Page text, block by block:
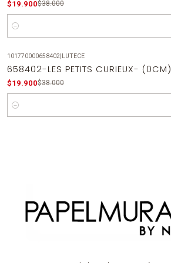
$19.900$38.000
Cantidad
-48% OFF
101770000658402|LUTECE
658402-LES PETITS CURIEUX- (0CM)
$19.900$38.000
Cantidad